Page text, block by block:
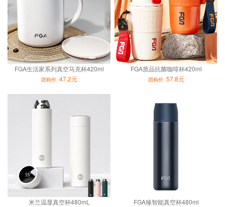
FGA生活家系列真空马克杯420ml
团购价47.2元
FGA质品抗菌咖啡杯420ml
团购价57.8元
米兰温显真空杯480mL FGA臻智能真空杯480ml